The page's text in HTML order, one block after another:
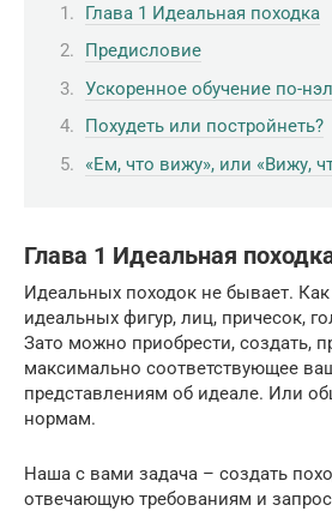
Глава 1 Идеальная походка
Предисловие
Ускоренное обучение по-
Похудеть или постройнеть?
«Ем, что вижу», или «Вижу,
Глава 1 Идеальная
Идеальных походок не бывает.
идеальных фигур, лиц, причесок,
Зато можно приобрести, создать,
максимально соответствующее
представлениям об идеале. Или
нормам.
Наша с вами задача – создать
отвечающую требованиям и